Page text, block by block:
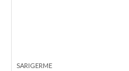
SARIGERME